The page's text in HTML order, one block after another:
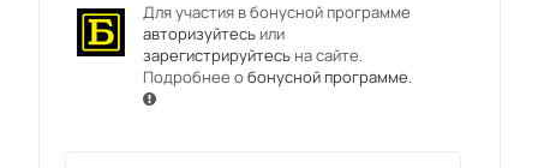
Для участия в бонусной программе
авторизуйтесьили
зарегистрируйтесьна сайте.
Подробнее обонусной программе.